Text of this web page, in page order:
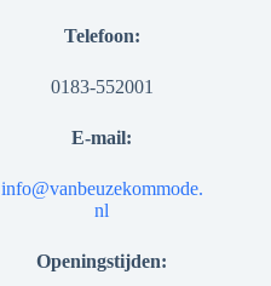
Telefoon:
0183-552001
E-mail:
info@vanbeuzekommode.
nl
Openingstijden: